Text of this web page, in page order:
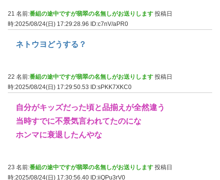
21 名前:番組の途中ですが翡翠の名無しがお送りします 投稿日
時:2025/08/24(日) 17:29:28.96
ID:c7nV/aPR0
ネトウヨどうする？
22 名前:番組の途中ですが翡翠の名無しがお送りします 投稿日
時:2025/08/24(日) 17:29:50.53
ID:sPKK7XKC0
自分がキッズだった頃と品揃えが全然違う
当時すでに不景気言われてたのにな
ホンマに衰退したんやな
23 名前:番組の途中ですが翡翠の名無しがお送りします 投稿日
時:2025/08/24(日) 17:30:56.40 ID:iiQPu3rV0